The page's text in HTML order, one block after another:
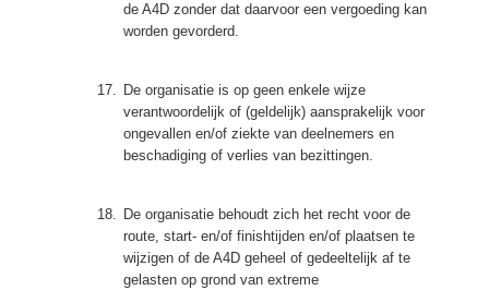
de A4D zonder dat daarvoor een vergoeding kan
worden gevorderd.
17. De organisatie is op geen enkele wijze
verantwoordelijk of (geldelijk) aansprakelijk voor
ongevallen en/of ziekte van deelnemers en
beschadiging of verlies van bezittingen.
18. De organisatie behoudt zich het recht voor de
route, start- en/of finishtijden en/of plaatsen te
wijzigen of de A4D geheel of gedeeltelijk af te
gelasten op grond van extreme